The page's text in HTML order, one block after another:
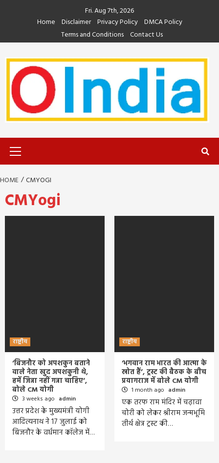
Fri. Aug 7th, 2026
Home
Disclaimer Privacy Policy DMCA Policy
Terms and Conditions Contact Us
HOME CMYOGI
CMYogi
राष्ट्रीय
‘बिजनौर को अपशकुन बताने
वाले नेता खुद अपशकुनी थे,
हमें जिन्ना नहीं गन्ना चाहिए’,
बोले CM योगी
3 weeks ago admin
उत्तर प्रदेश के मुख्यमंत्री योगी
आदित्यनाथ ने 17 जुलाई को
बिजनौर के वर्धमान कॉलेज में…
राष्ट्रीय
‘भगवान राम भारत की आत्मा के
स्रोत हैं’, ट्रस्ट की बैठक के बीच
प्रयागराज में बोले CM योगी
1 month ago admin
एक तरफ राम मंदिर में चढ़ावा
चोरी को लेकर श्रीराम जन्मभूमि
तीर्थ क्षेत्र ट्रस्ट की…